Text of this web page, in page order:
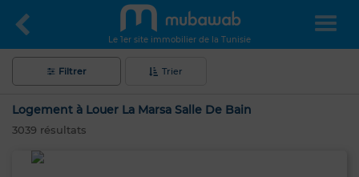
Le 1er site immobilier de la Tunisie
Filtrer Trier
Logement à Louer La Marsa Salle De Bain
3039 résultats